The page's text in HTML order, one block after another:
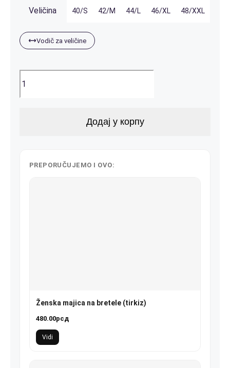
Veličina 40/S 42/M 44/L 46/XL 48/XXL
Vodič za veličine
Додај у корпу
PREPORUČUJEMO I OVO:
Ženska majica na bretele (tirkiz)
480.00рсд
Vidi